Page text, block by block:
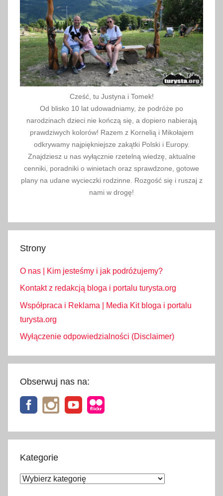
2
6
Cześć, tu Justyna i Tomek!
Od blisko 10 lat udowadniamy, że podróże po
narodzinach dzieci nie kończą się, a dopiero nabierają
prawdziwych kolorów! Razem z Kornelią i Mikołajem
odkrywamy najpiękniejsze zakątki Polski i Europy.
Znajdziesz u nas wyłącznie rzetelną wiedzę, aktualne
cenniki, poradniki o winietach oraz sprawdzone, gotowe
plany na udane wycieczki rodzinne. Rozgość się i ruszaj z
nami w drogę!
Strony
O nas | Kim jesteśmy i jak podróżujemy?
Kontakt z redakcją bloga i portalu turysta.org
Współpraca i Reklama | Media Kit bloga i portalu
turysta.org
Wyłączenie odpowiedzialności (Disclaimer)
Obserwuj nas na:
Kategorie
Kategorie